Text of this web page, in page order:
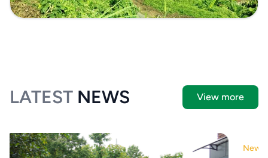
LATEST NEWS View more
News 28 Jul 2026